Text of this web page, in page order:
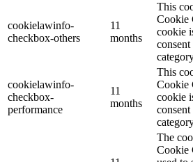
cookielawinfo-
checkbox-others
11
months
This
Cookie
cookie
cookielawinfo-
checkbox-
performance
11
months
This
Cookie
cookie
The
Cookie